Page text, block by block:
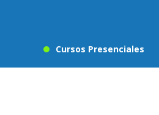
Cursos Presenciales